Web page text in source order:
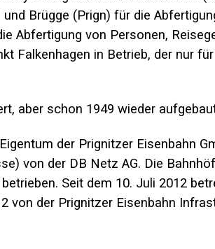
und Brügge (Prign) für die
Abfertigung von Personen,
Falkenhagen in Betrieb, der nur
, aber schon 1949 wieder
der Prignitzer Eisenbahn
von der DB Netz AG. Die
Seit dem 10. Juli 2012
von der Prignitzer Eisenbahn